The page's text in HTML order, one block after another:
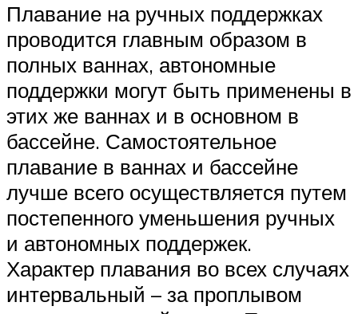
Плавание на ручных поддержках
проводится главным образом в
полных ваннах, автономные
поддержки могут быть применены в
этих же ваннах и в основном в
бассейне. Самостоятельное
плавание в ваннах и бассейне
лучше всего осуществляется путем
постепенного уменьшения ручных
и автономных поддержек.
Характер плавания во всех случаях
интервальный – за проплывом